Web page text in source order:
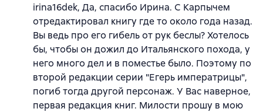
irina16dek, Да, спасибо Ирина. С Карпычем
отредактировал книгу где то около года назад.
Вы ведь про его гибель от рук беслы? Хотелось
бы, чтобы он дожил до Итальянского похода, у
него много дел и в поместье было. Поэтому по
второй редакции серии "Егерь императрицы",
погиб тогда другой персонаж. У Вас наверное,
первая редакция книг. Милости прошу в мою